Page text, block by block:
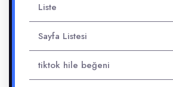
Liste
Sayfa Listesi
tiktok hile beğeni